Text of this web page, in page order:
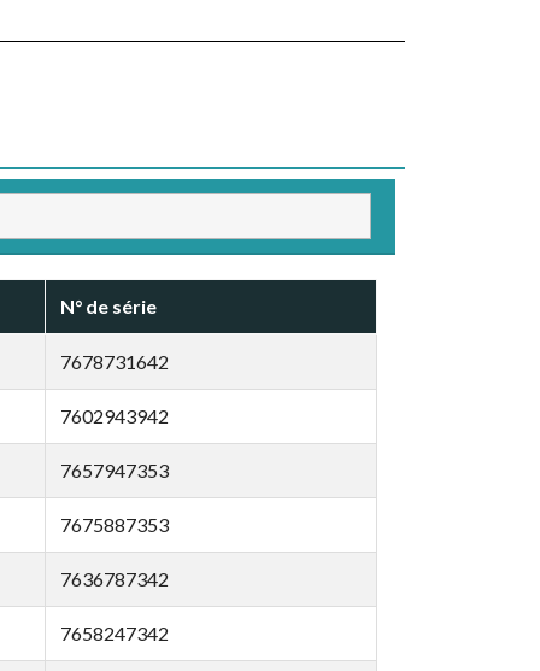
N° de série
7678731642
7602943942
7657947353
7675887353
7636787342
7658247342